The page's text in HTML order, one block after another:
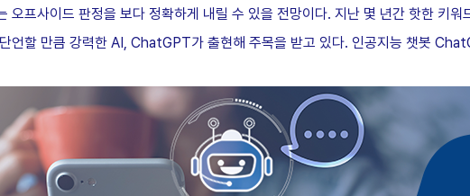
오프사이드 판정을 보다 정확하게 내릴 수 있을 전망이다. 지난 몇 년간 핫한 키워
언할 만큼 강력한 AI, ChatGPT가 출현해 주목을 받고 있다. 인공지능 챗봇